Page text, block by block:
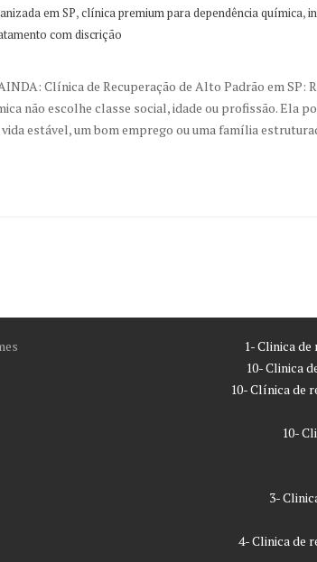
em SP,clínica premium para dependência química,
com discrição
Clínica de Recuperação de Alto Padrão em SP:
não escolhe classe social, idade ou profissão. Ela
estável, um bom emprego ou uma família
1- Clinica
10- Clinica
10- Clínica de
10-
3-
4- Clinica de